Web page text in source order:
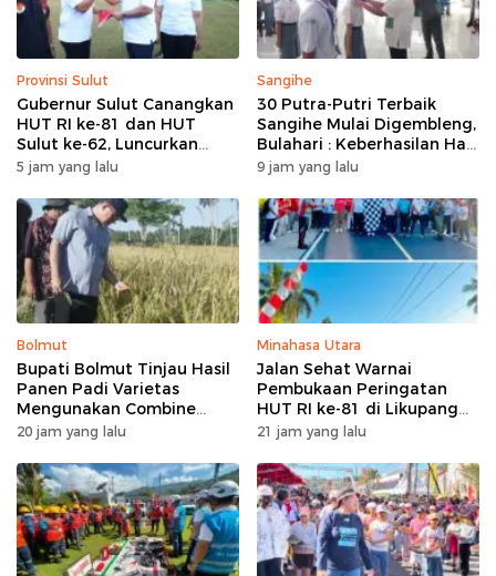
Provinsi Sulut
Gubernur Sulut Canangkan
HUT RI ke-81 dan HUT
Sulut ke-62, Luncurkan
Program Keringanan Pajak
Kelapa
5 jam yang lalu
Sangihe
30 Putra-Putri Terbaik
Sangihe Mulai Digembleng,
Bulahari : Keberhasilan Hari
Ini Bukan Garis Akhir Tapi
9 jam yang lalu
Bolmut
Bupati Bolmut Tinjau Hasil
Panen Padi Varietas
Mengunakan Combine
Harvester
20 jam yang lalu
Minahasa Utara
Jalan Sehat Warnai
Pembukaan Peringatan
HUT RI ke-81 di Likupang
Barat
21 jam yang lalu